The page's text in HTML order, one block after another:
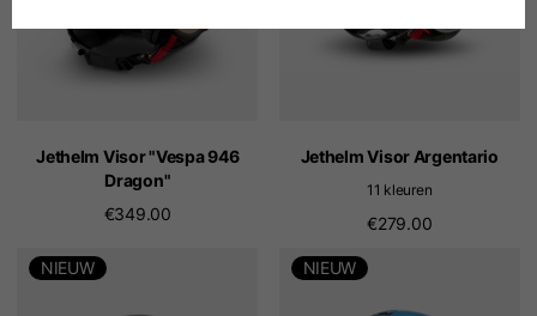
Jethelm Visor "Vespa 946
Dragon"
€349.00
Jethelm Visor Argentario
11 kleuren
€279.00
NIEUW NIEUW
Spaans
Nederlands